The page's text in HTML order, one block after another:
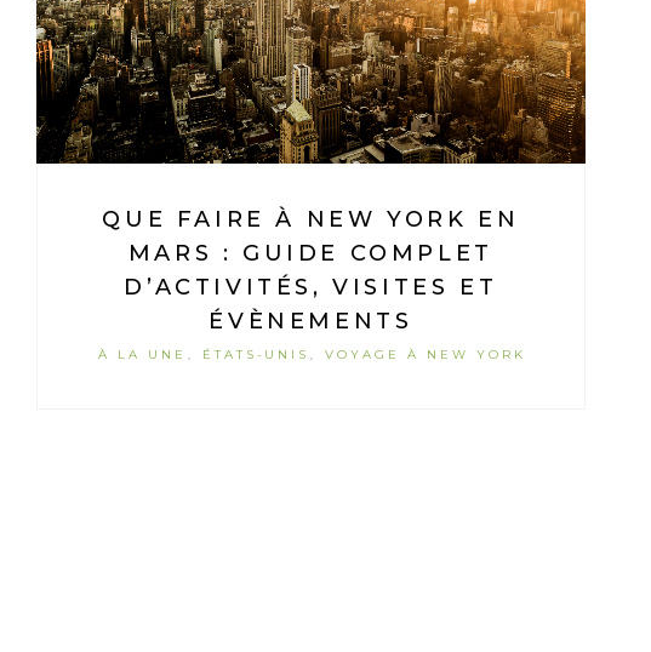
QUE FAIRE À NEW YORK EN
MARS : GUIDE COMPLET
D’ACTIVITÉS, VISITES ET
ÉVÈNEMENTS
À LA UNE ÉTATS-UNIS VOYAGE À NEW YORK